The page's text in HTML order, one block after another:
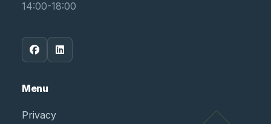
14:00-18:00
Menu
Privacy